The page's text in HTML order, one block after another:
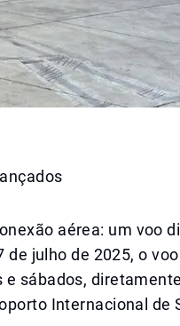
aérea: um voo
julho de 2025, o
e sábados,
Internacional de